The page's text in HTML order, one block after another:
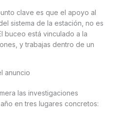
clave es que el apoyo al
sistema de la estación, no es
buceo está vinculado a la
y trabajas dentro de un
anuncio
las investigaciones
en tres lugares concretos: